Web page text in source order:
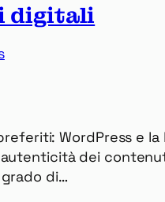
digitali
WordPress e la
dei
di…